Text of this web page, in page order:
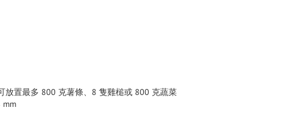
放置最多 800 克薯條、8 隻雞槌或 800 克蔬菜
mm